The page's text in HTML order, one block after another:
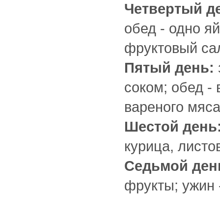
Четвертый
обед - одно
фруктовый
Пятый день:
соком; обед -
вареного
Шестой
курица,
Седьмой
фрукты; ужин